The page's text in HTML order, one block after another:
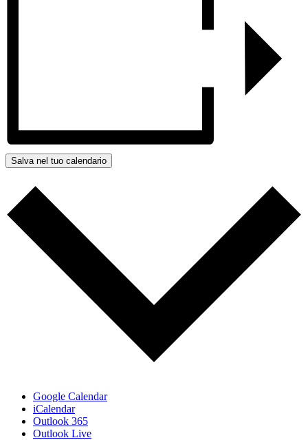
Salva nel tuo calendario
Google Calendar
iCalendar
Outlook 365
Outlook Live